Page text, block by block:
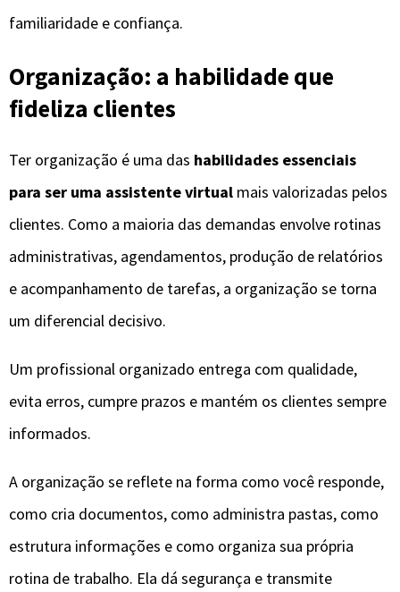
familiaridade e confiança.
Organização: a habilidade que
fideliza clientes
Ter organização é uma das habilidades essenciais
para ser uma assistente virtual mais valorizadas pelos
clientes. Como a maioria das demandas envolve rotinas
administrativas, agendamentos, produção de relatórios
e acompanhamento de tarefas, a organização se torna
um diferencial decisivo.
Um profissional organizado entrega com qualidade,
evita erros, cumpre prazos e mantém os clientes sempre
informados.
A organização se reflete na forma como você responde,
como cria documentos, como administra pastas, como
estrutura informações e como organiza sua própria
rotina de trabalho. Ela dá segurança e transmite